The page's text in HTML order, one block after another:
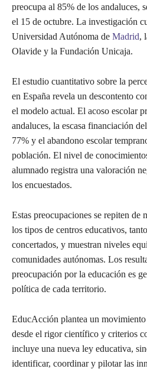
preocupa al 85% de los andaluces,
el 15 de octubre. La investigación
Universidad Autónoma de Madrid,
Olavide y la Fundación Unicaja.
El estudio cuantitativo sobre la
en España revela un descontento
el modelo actual. El acoso escolar
andaluces, la escasa financiación
77% y el abandono escolar
población. El nivel de
alumnado registra una valoración
los encuestados.
Estas preocupaciones se repiten de
los tipos de centros educativos,
concertados, y muestran niveles
comunidades autónomas. Los
preocupación por la educación es
política de cada territorio.
EducAcción plantea un
desde el rigor científico y criterios
incluye una nueva ley educativa,
identificar, coordinar y pilotar las